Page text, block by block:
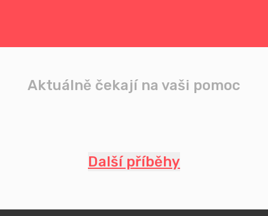
Aktuálně čekají na vaši pomoc
Další příběhy